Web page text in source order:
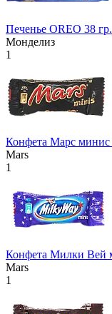
Печенье OREO 38 гр.
Монделиз
1
Конфета Марс
Mars
1
Конфета Милки Вей
Mars
1